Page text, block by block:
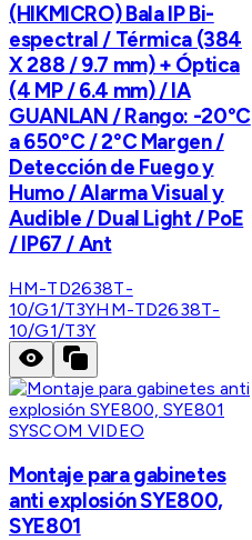
(HIKMICRO) Bala IP Bi-
espectral / Térmica (384
X 288 / 9.7 mm) + Óptica
(4 MP / 6.4 mm) / IA
GUANLAN / Rango: -20°C
a 650°C / 2°C Margen /
Detección de Fuego y
Humo / Alarma Visual y
Audible / Dual Light / PoE
/ IP67 / Ant
HM-TD2638T-
10/G1/T3YHM-TD2638T-
10/G1/T3Y
SYSCOM VIDEO
Montaje para gabinetes
anti explosión SYE800,
SYE801